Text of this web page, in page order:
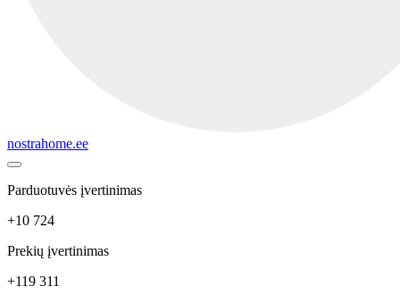
nostrahome.ee
Parduotuvės įvertinimas
+10 724
Prekių įvertinimas
+119 311